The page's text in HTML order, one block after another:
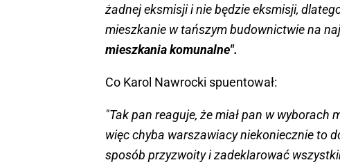
żadnej eksmisji i nie będzie eksmisji,
mieszkanie w tańszym budownictwie na
mieszkania komunalne".
Co Karol Nawrocki spuentował:
"Tak pan reaguje, że miał pan w
więc chyba warszawiacy niekoniecznie to
sposób przyzwoity i zadeklarować